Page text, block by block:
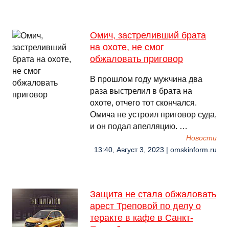
Омич, застреливший брата
на охоте, не смог
обжаловать приговор
В прошлом году мужчина два
раза выстрелил в брата на
охоте, отчего тот скончался.
Омича не устроил приговор суда,
и он подал апелляцию. …
Новости
13:40, Август 3, 2023 | omskinform.ru
Защита не стала обжаловать
арест Треповой по делу о
теракте в кафе в Санкт-